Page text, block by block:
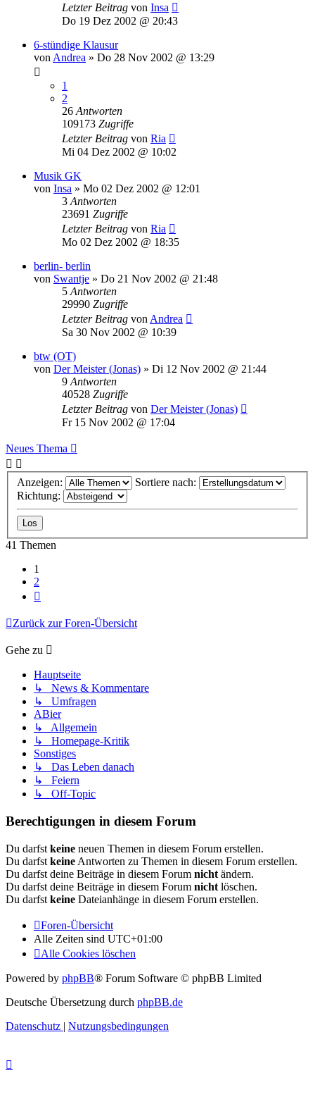
Letzter Beitrag von Insa
Do 19 Dez 2002 @ 20:43
6-stündige Klausur
von Andrea » Do 28 Nov 2002 @ 13:29
1
2
26 Antworten
109173 Zugriffe
Letzter Beitrag von Ria
Mi 04 Dez 2002 @ 10:02
Musik GK
von Insa » Mo 02 Dez 2002 @ 12:01
3 Antworten
23691 Zugriffe
Letzter Beitrag von Ria
Mo 02 Dez 2002 @ 18:35
berlin- berlin
von Swantje » Do 21 Nov 2002 @ 21:48
5 Antworten
29990 Zugriffe
Letzter Beitrag von Andrea
Sa 30 Nov 2002 @ 10:39
btw (OT)
von Der Meister (Jonas) » Di 12 Nov 2002 @ 21:44
9 Antworten
40528 Zugriffe
Letzter Beitrag von Der Meister (Jonas)
Fr 15 Nov 2002 @ 17:04
Neues Thema
Anzeigen:
Sortiere nach:
Richtung:
41 Themen
1
2
Zurück zur Foren-Übersicht
Gehe zu
Hauptseite
↳ News & Kommentare
↳ Umfragen
ABier
↳ Allgemein
↳ Homepage-Kritik
Sonstiges
↳ Das Leben danach
↳ Feiern
↳ Off-Topic
Berechtigungen in diesem Forum
Du darfst keine neuen Themen in diesem Forum erstellen.
Du darfst keine Antworten zu Themen in diesem Forum erstellen.
Du darfst deine Beiträge in diesem Forum nicht ändern.
Du darfst deine Beiträge in diesem Forum nicht löschen.
Du darfst keine Dateianhänge in diesem Forum erstellen.
Foren-Übersicht
Alle Zeiten sind UTC+01:00
Alle Cookies löschen
Powered by phpBB® Forum Software © phpBB Limited
Deutsche Übersetzung durch phpBB.de
Datenschutz | Nutzungsbedingungen